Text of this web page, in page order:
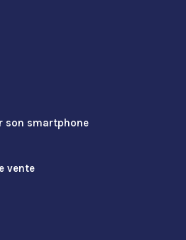
son smartphone
vente